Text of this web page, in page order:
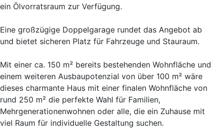
ein Ölvorratsraum zur Verfügung.
Eine großzügige Doppelgarage rundet das Angebot ab
und bietet sicheren Platz für Fahrzeuge und Stauraum.
Mit einer ca. 150 m² bereits bestehenden Wohnfläche und
einem weiteren Ausbaupotenzial von über 100 m² wäre
dieses charmante Haus mit einer finalen Wohnfläche von
rund 250 m² die perfekte Wahl für Familien,
Mehrgenerationenwohnen oder alle, die ein Zuhause mit
viel Raum für individuelle Gestaltung suchen.